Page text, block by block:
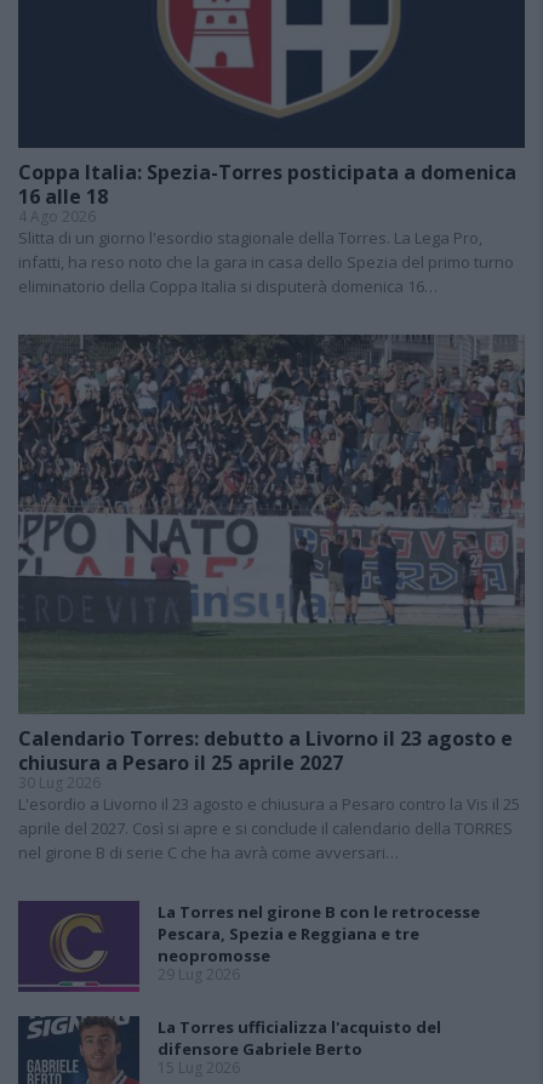
Coppa Italia: Spezia-Torres posticipata a domenica
16 alle 18
4 Ago 2026
Slitta di un giorno l'esordio stagionale della Torres. La Lega Pro,
infatti, ha reso noto che la gara in casa dello Spezia del primo turno
eliminatorio della Coppa Italia si disputerà domenica 16…
Calendario Torres: debutto a Livorno il 23 agosto e
chiusura a Pesaro il 25 aprile 2027
30 Lug 2026
L'esordio a Livorno il 23 agosto e chiusura a Pesaro contro la Vis il 25
aprile del 2027. Così si apre e si conclude il calendario della TORRES
nel girone B di serie C che ha avrà come avversari…
La Torres nel girone B con le retrocesse
Pescara, Spezia e Reggiana e tre
neopromosse
29 Lug 2026
La Torres ufficializza l'acquisto del
difensore Gabriele Berto
15 Lug 2026